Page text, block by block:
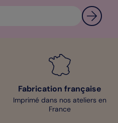
Fabrication française
Imprimé dans nos ateliers en
France